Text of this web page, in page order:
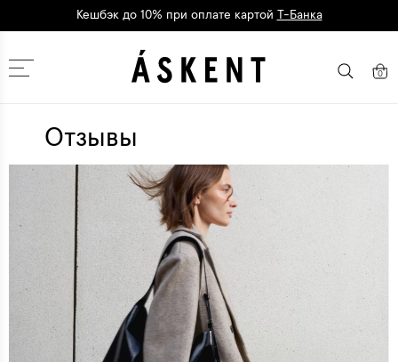
Дарим 1500 баллов на первый заказ регистрация
Москва 0
Отзывы